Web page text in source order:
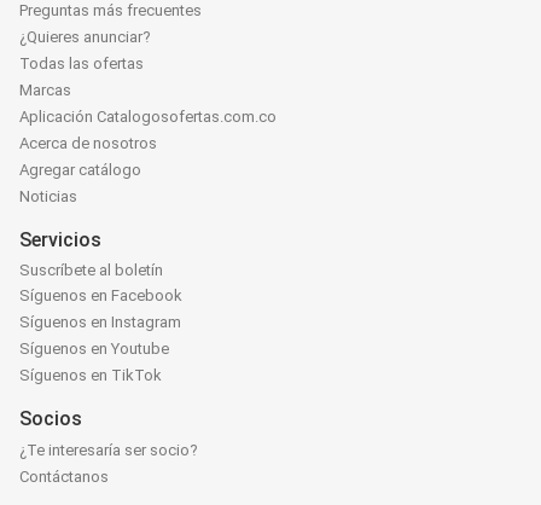
Preguntas más frecuentes
¿Quieres anunciar?
Todas las ofertas
Marcas
Aplicación Catalogosofertas.com.co
Acerca de nosotros
Agregar catálogo
Noticias
Servicios
Suscríbete al boletín
Síguenos en Facebook
Síguenos en Instagram
Síguenos en Youtube
Síguenos en TikTok
Socios
¿Te interesaría ser socio?
Contáctanos